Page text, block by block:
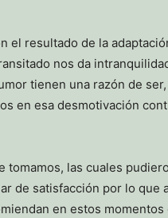
resultado de la
nos da
tienen una razón de
en esa desmotivación
tomamos, las cuales
de satisfacción por lo que
en estos